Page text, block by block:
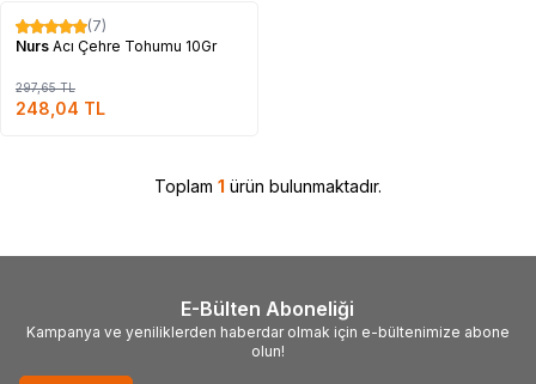
%17
(7)
Nurs Acı Çehre Tohumu 10Gr
297,65TL
248,04 TL
Toplam 1 ürün bulunmaktadır.
E-Bülten Aboneliği
Kampanya ve yeniliklerden haberdar olmak için e-bültenimize abone
olun!